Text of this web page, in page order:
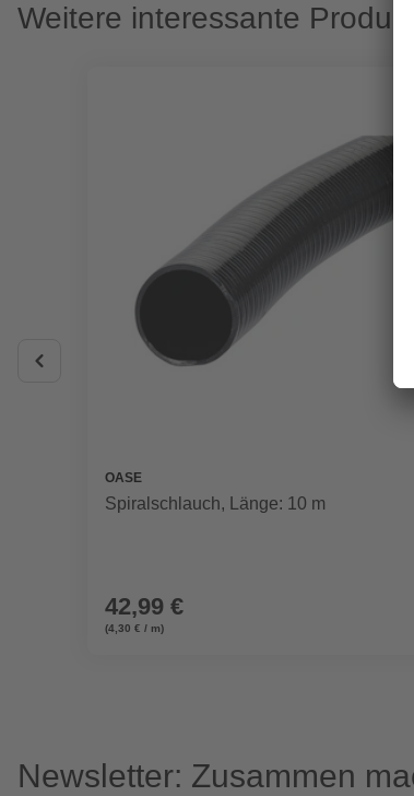
Weitere interessante
OASE
Spiralschlauch, Länge: 10 m
42,99 €
(4,30 € / m)
Newsletter: Zusammen